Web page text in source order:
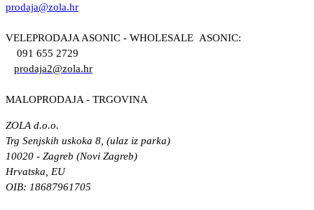
prodaja@zola.hr
VELEPRODAJA ASONIC - WHOLESALE ASONIC:
091 655 2729
prodaja2@zola.hr
MALOPRODAJA - TRGOVINA
ZOLA d.o.o.
Trg Senjskih uskoka 8, (ulaz iz parka)
10020 - Zagreb (Novi Zagreb)
Hrvatska, EU
OIB: 18687961705